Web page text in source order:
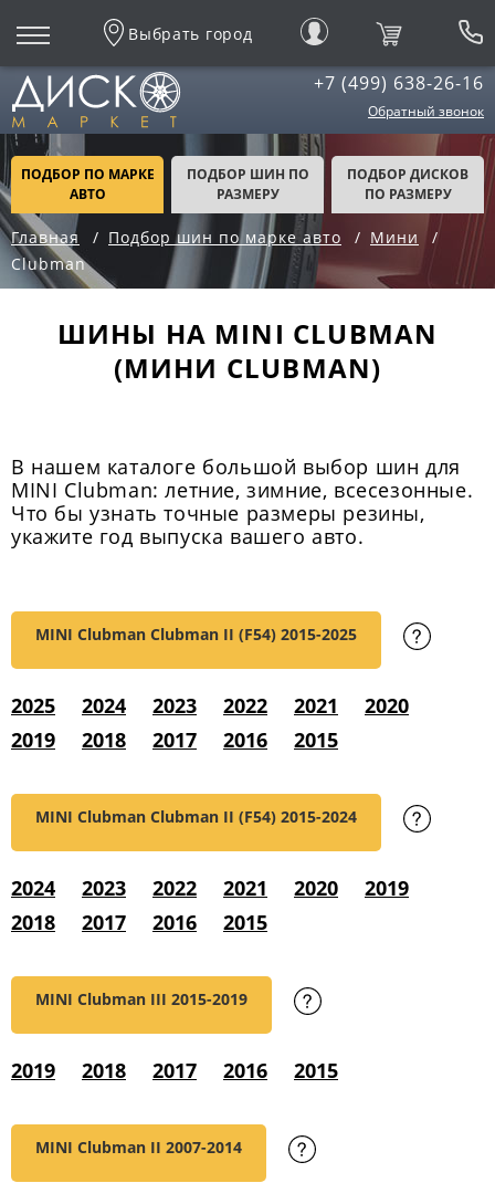
Выбрать город
+7 (499) 638-26-16
Обратный звонок
ПОДБОР ПО МАРКЕ
АВТО
ПОДБОР ШИН ПО
РАЗМЕРУ
ПОДБОР ДИСКОВ
ПО РАЗМЕРУ
Главная Подбор шин по марке авто
Мини
Clubman
ШИНЫ НА MINI CLUBMAN
(МИНИ CLUBMAN)
В нашем каталоге большой выбор шин для
MINI Clubman: летние, зимние, всесезонные.
Что бы узнать точные размеры резины,
укажите год выпуска вашего авто.
MINI Clubman Clubman II (F54) 2015-2025
2025 2024 2023 2022 2021
2020
2019
2018 2017 2016 2015
MINI Clubman Clubman II (F54) 2015-2024
2024 2023 2022 2021 2020
2019
2018
2017 2016 2015
MINI Clubman III 2015-2019
2019 2018 2017 2016 2015
MINI Clubman II 2007-2014